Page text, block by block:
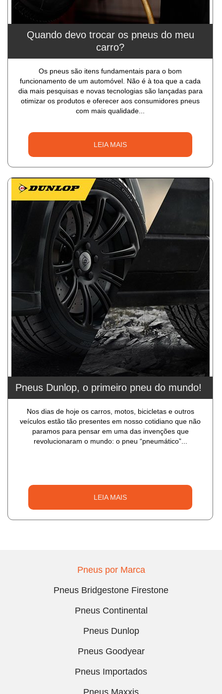
Quando devo trocar os pneus do meu
carro?
Os pneus são itens fundamentais para o bom
funcionamento de um automóvel. Não é à toa que a cada
dia mais pesquisas e novas tecnologias são lançadas para
otimizar os produtos e oferecer aos consumidores pneus
com mais qualidade...
LEIA MAIS
Pneus Dunlop, o primeiro pneu do mundo!
Nos dias de hoje os carros, motos, bicicletas e outros
veículos estão tão presentes em nosso cotidiano que não
paramos para pensar em uma das invenções que
revolucionaram o mundo: o pneu “pneumático”...
LEIA MAIS
Pneus por Marca
Pneus Bridgestone Firestone
Pneus Continental
Pneus Dunlop
Pneus Goodyear
Pneus Importados
Pneus Maxxis